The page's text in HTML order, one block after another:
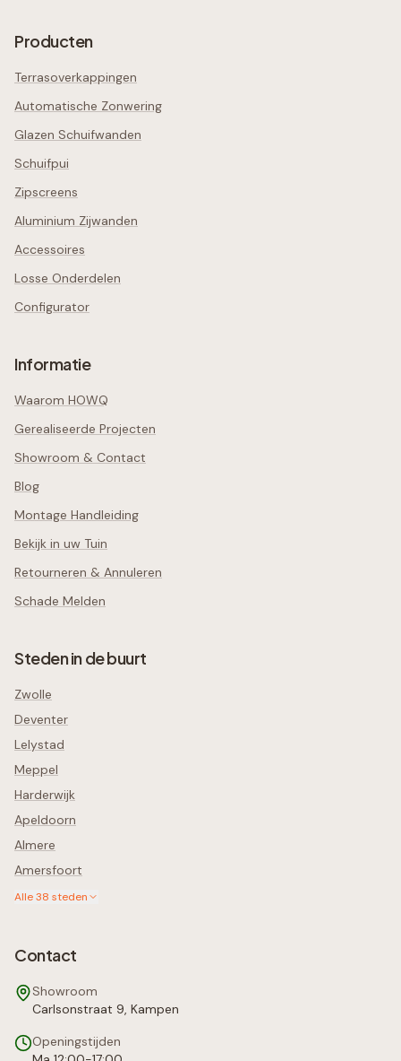
Producten
Terrasoverkappingen
Automatische Zonwering
Glazen Schuifwanden
Schuifpui
Zipscreens
Aluminium Zijwanden
Accessoires
Losse Onderdelen
Configurator
Informatie
Waarom HOWQ
Gerealiseerde Projecten
Showroom & Contact
Blog
Montage Handleiding
Bekijk in uw Tuin
Retourneren & Annuleren
Schade Melden
Steden in de buurt
Zwolle
Deventer
Lelystad
Meppel
Harderwijk
Apeldoorn
Almere
Amersfoort
Alle38 steden
Contact
Showroom
Carlsonstraat 9, Kampen
Openingstijden